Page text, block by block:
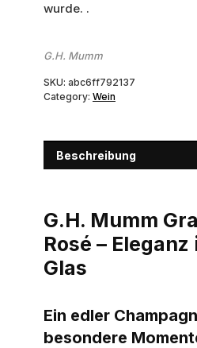
wurde. .
G.H. Mumm
SKU: abc6ff792137
Category: Wein
Beschreibung
G.H. Mumm
Rosé –
Glas
Ein edler
besondere